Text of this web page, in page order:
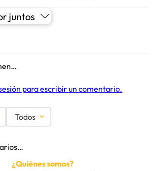
juntos
para escribir un comentario.
Todos
¿Quiénes somos?